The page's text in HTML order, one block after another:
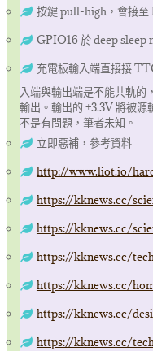
按鍵 pull-high，會接至
GPIO16 於 deep sleep
充電板輸入端直接接
入端與輸出端是不能共軌
輸出。輸出的 +3.3V 將被
不是有問題，筆者未知。
立即惡補，參考資料
http://www.liot.io/
https://kknews.cc/
https://kknews.cc/
https://kknews.cc/
https://kknews.cc/
https://kknews.cc/
https://kknews.cc/